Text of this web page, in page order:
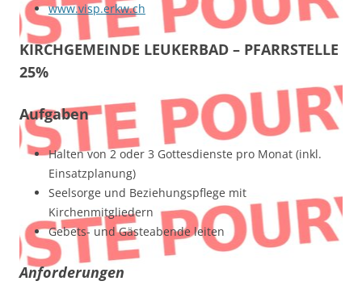
www.visp.erkw.ch
KIRCHGEMEINDE LEUKERBAD – PFARRSTELLE
25%
Aufgaben
Halten von 2 oder 3 Gottesdienste pro Monat (inkl.
Einsatzplanung)
Seelsorge und Beziehungspflege mit
Kirchenmitgliedern
Gebets- und Gästeabende leiten
Anforderungen